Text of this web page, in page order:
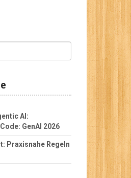
AI:
GenAI 2026
Praxisnahe Regeln